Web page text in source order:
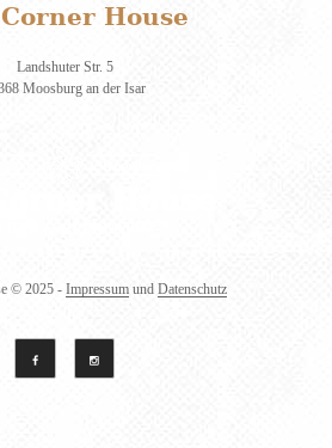
House
Landshuter Str. 5
Moosburg an der Isar
© 2025 - Impressum und Datenschutz